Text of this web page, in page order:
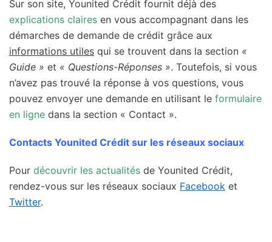
Sur son site, Younited Crédit fournit déjà des
explications claires en vous accompagnant dans les
démarches de demande de crédit grâce aux
informations utiles qui se trouvent dans la section «
Guide » et « Questions-Réponses ». Toutefois, si vous
n’avez pas trouvé la réponse à vos questions, vous
pouvez envoyer une demande en utilisant le formulaire
en ligne dans la section « Contact ».
Contacts Younited Crédit sur les réseaux sociaux
Pour découvrir les actualités de Younited Crédit,
rendez-vous sur les réseaux sociaux Facebook et
Twitter.